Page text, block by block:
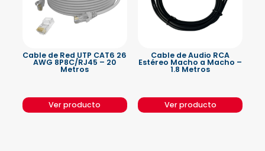
Cable de Red UTP CAT6 26
AWG 8P8C/RJ45 – 20
Metros
Ver producto
Cable de Audio RCA
Estéreo Macho a Macho –
1.8 Metros
Ver producto